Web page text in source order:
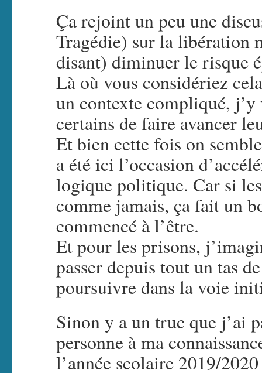
Ça rejoint un peu une
Tragédie) sur la libération
disant) diminuer le risque
Là où vous considériez
un contexte compliqué,
certains de faire avancer
Et bien cette fois on
a été ici l’occasion
logique politique. Car si
comme jamais, ça fait un
commencé à l’être.
Et pour les prisons,
passer depuis tout un tas
poursuivre dans la voie
Sinon y a un truc que j’ai
personne à ma
l’année scolaire 2019/